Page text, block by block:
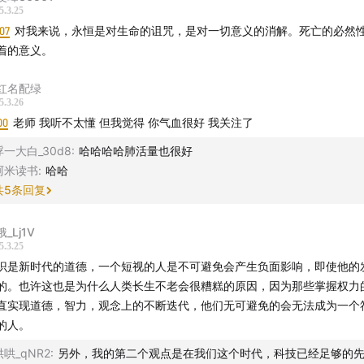
对我来说，永恒是对生命的诅咒，是对一切意义的消解。死亡的必然
的意义。
名配绿
老师 我听不太懂 但我觉得 你气血很好 我关注了
一大白_30d8: 哈哈哈哈肺活量也很好
米读书: 哈哈
5条回复
_Lj1V
是新时代的道德，一个短视的人是不可避免会产生负面影响，即使他的
。也许这也是为什么人类长生不老会很糟糕的原因，因为那些掌握权力
实现道德，智力，观念上的不断迭代，他们无可避免的会无法成为一个
人。
哄_qNR2: 另外，我的第二个观点是在我们这个时代，科技已经足够的